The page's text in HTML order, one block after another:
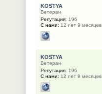
KOSTYA
Ветеран
Репутация: 196
С нами: 12 лет 9 месяцев
KOSTYA
Ветеран
Репутация: 196
С нами: 12 лет 9 месяцев